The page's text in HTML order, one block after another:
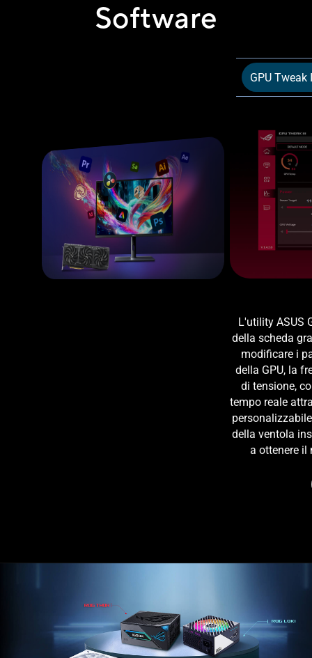
Software
GPU Tweak
L'utility ASUS
della scheda
modificare i
della GPU, la
di tensione,
tempo reale
della ventola
a ottenere il